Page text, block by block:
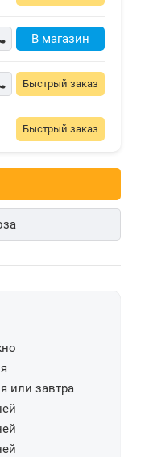
В магазин
Быстрый заказ
Быстрый заказ
или завтра